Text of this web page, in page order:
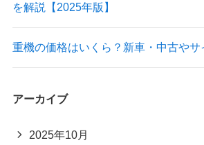
を解説【2025年版】
重機の価格はいくら？新車・中古やサ
アーカイブ
2025年10月